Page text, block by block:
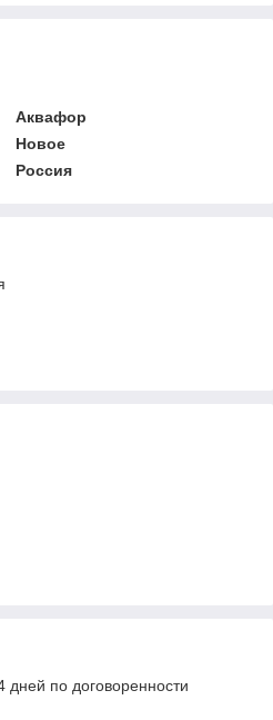
Аквафор
Новое
Россия
дней по договоренности